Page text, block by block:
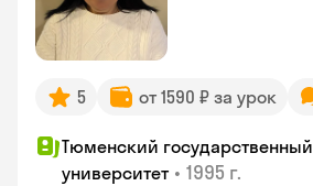
5 от 1590 ₽ за урок
Тюменский государственный
университет • 1995 г.